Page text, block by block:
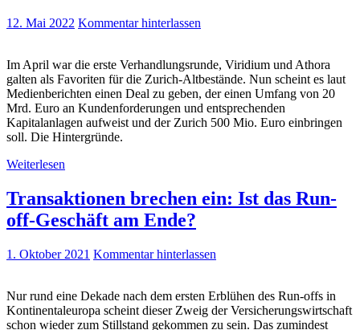
12. Mai 2022 Kommentar hinterlassen
Im April war die erste Verhandlungsrunde, Viridium und Athora
galten als Favoriten für die Zurich-Altbestände. Nun scheint es laut
Medienberichten einen Deal zu geben, der einen Umfang von 20
Mrd. Euro an Kundenforderungen und entsprechenden
Kapitalanlagen aufweist und der Zurich 500 Mio. Euro einbringen
soll. Die Hintergründe.
Weiterlesen
Transaktionen brechen ein: Ist das Run-
off-Geschäft am Ende?
1. Oktober 2021 Kommentar hinterlassen
Nur rund eine Dekade nach dem ersten Erblühen des Run-offs in
Kontinentaleuropa scheint dieser Zweig der Versicherungswirtschaft
schon wieder zum Stillstand gekommen zu sein. Das zumindest